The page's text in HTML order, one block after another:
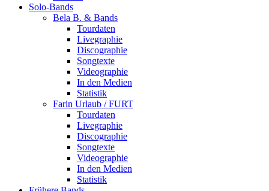
Solo-Bands
Bela B. & Bands
Tourdaten
Livegraphie
Discographie
Songtexte
Videographie
In den Medien
Statistik
Farin Urlaub / FURT
Tourdaten
Livegraphie
Discographie
Songtexte
Videographie
In den Medien
Statistik